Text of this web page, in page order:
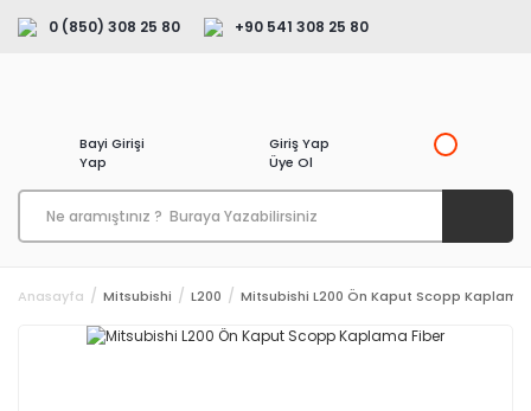
0 (850) 308 25 80 +90 541 308 25 80
Bayi Girişi
Yap
Giriş Yap
Üye Ol
Anasayfa Mitsubishi L200 Mitsubishi L200 Ön Kaput Scopp Kaplama